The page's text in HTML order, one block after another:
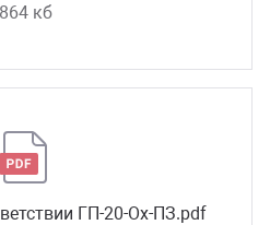
864 кб
ГП-20-Ох-ПЗ.pdf